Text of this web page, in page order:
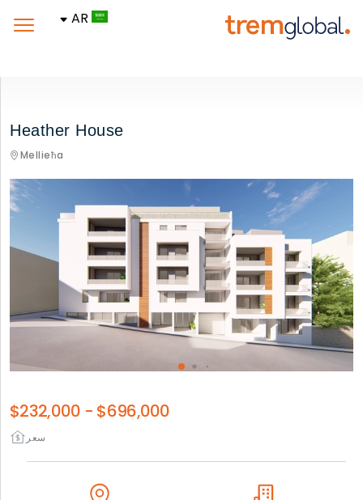
AR
Heather House
Mellieħa
سعر
$232,000 - $696,000